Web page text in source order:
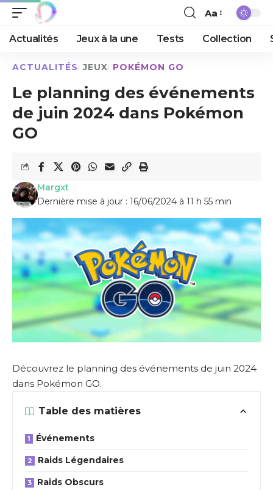
Aa
Actualités Jeux à la une Tests Collection
ACTUALITÉS JEUX POKÉMON GO
Le planning des événements
de juin 2024 dans Pokémon
GO
Dernière mise à jour : 16/06/2024 à 11 h 55 min
Margxt
Découvrez le planning des événements de juin 2024
dans Pokémon GO.
Table des matières
Événements
Raids Légendaires
Raids Obscurs